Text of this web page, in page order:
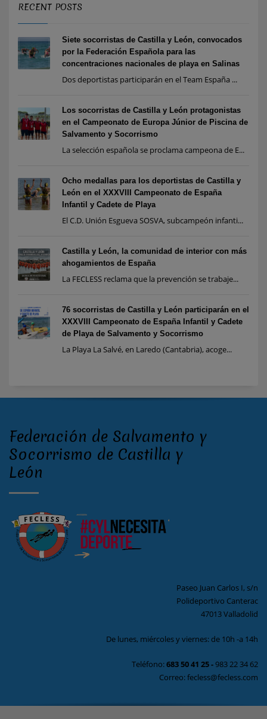
RECENT POSTS
Siete socorristas de Castilla y León, convocados
por la Federación Española para las
concentraciones nacionales de playa en Salinas
Dos deportistas participarán en el Team España ...
Los socorristas de Castilla y León protagonistas
en el Campeonato de Europa Júnior de Piscina de
Salvamento y Socorrismo
La selección española se proclama campeona de E...
Ocho medallas para los deportistas de Castilla y
León en el XXXVIII Campeonato de España
Infantil y Cadete de Playa
El C.D. Unión Esgueva SOSVA, subcampeón infanti...
Castilla y León, la comunidad de interior con más
ahogamientos de España
La FECLESS reclama que la prevención se trabaje...
76 socorristas de Castilla y León participarán en el
XXXVIII Campeonato de España Infantil y Cadete
de Playa de Salvamento y Socorrismo
La Playa La Salvé, en Laredo (Cantabria), acoge...
Federación de Salvamento y
Socorrismo de Castilla y
León
Paseo Juan Carlos I, s/n
Polideportivo Canterac
47013 Valladolid
De lunes, miércoles y viernes: de 10h -a 14h
Teléfono:683 50 41 25-983 22 34 62
Correo: fecless@fecless.com